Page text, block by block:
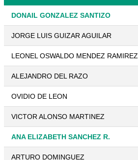
DONAIL GONZALEZ SANTIZO
JORGE LUIS GUIZAR AGUILAR
LEONEL OSWALDO MENDEZ RAMIREZ
ALEJANDRO DEL RAZO
OVIDIO DE LEON
VICTOR ALONSO MARTINEZ
ANA ELIZABETH SANCHEZ R.
ARTURO DOMINGUEZ